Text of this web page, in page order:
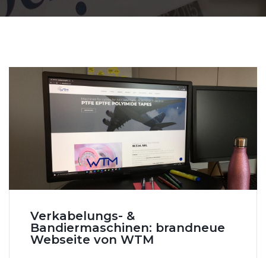
Verkabelungs- &
Bandiermaschinen: brandneue
Webseite von WTM